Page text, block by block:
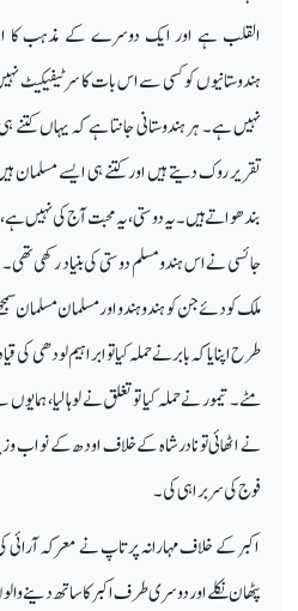
القلب ہے اور ایک دوسرے کے مذہب کا
ہندوستانیوں کو کسی سے اس بات کا سرٹیفیکیٹ
نہیں ہے۔ ہر ہندوستانی جانتا ہے کہ یہاں
تقریر روک دیتے ہیں اور کتنے ہی ایسے مسلمان
بندھواتے ہیں۔ یہ دوستی، یہ محبت آج کی نہیں
جائسی نے اس ہندو مسلم دوستی کی بنیاد رکھی
ملک کو دئے جن کو ہندو ہندو اور مسلمان
طرح اپنایا کہ بابر نے حملہ کیا تو ابراہیم
مٹے۔ تیمور نے حملہ کیا تو تغلق نے لوہا لیا،
نے اٹھائی تو نادر شاہ کے خلاف اودھ کے
فوج کی سربراہی کی۔
اکبر کے خلاف مہارانہ پرتاپ نے معرکہ
پٹھان نکلےاور دوسری طرف اکبر کا ساتھ دینے